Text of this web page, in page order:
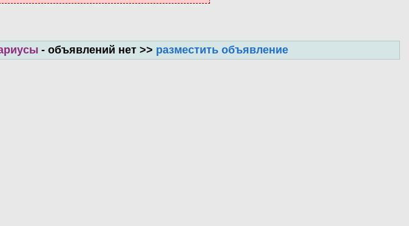
- объявлений нет >> разместить объявление